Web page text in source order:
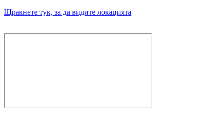
Щракнете тук, за да видите локацията